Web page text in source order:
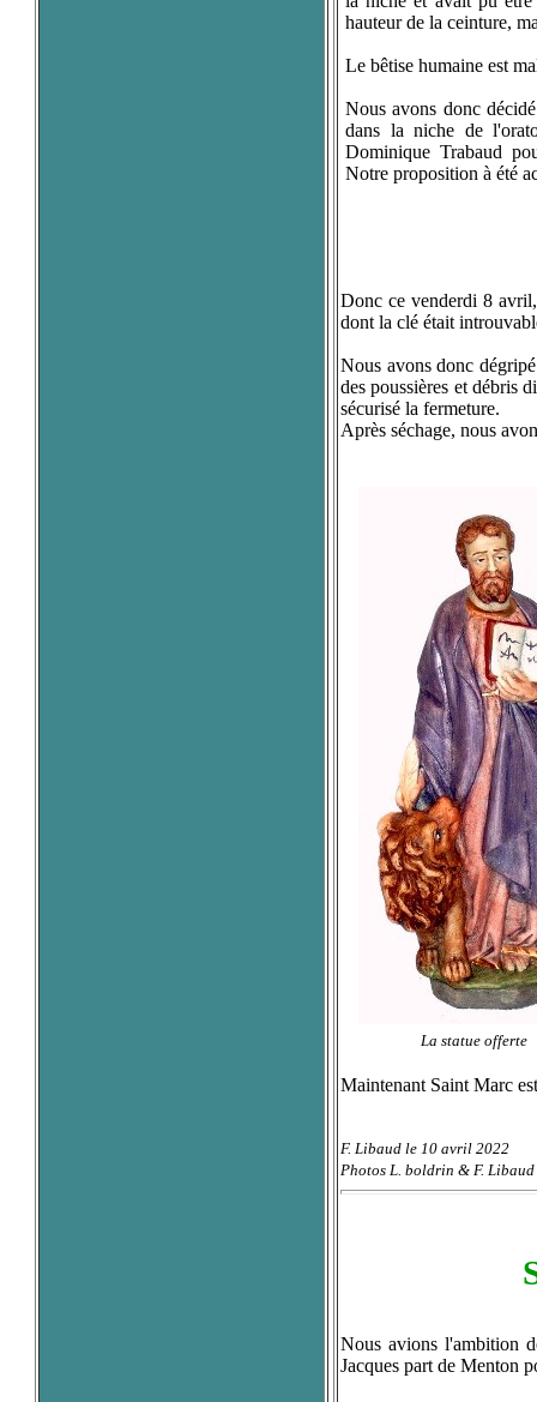
hauteur de la ceinture,
Le bêtise humaine est
Nous avons donc
dans la niche de
Dominique Trabaud
Notre proposition à été
Donc ce venderdi 8
dont la clé était
Nous avons donc
des poussières et débris
sécurisé la fermeture.
Après séchage, nous
La statue offerte
Maintenant Saint Marc
F. Libaud le 10 avril 2022
Photos L. boldrin & F. Libaud
Nous avions l'ambition
Jacques part de Menton